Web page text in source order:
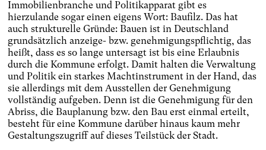
Immobilienbranche und Politikapparat gibt es
hierzulande sogar einen eigens Wort: Baufilz. Das hat
auch strukturelle Gründe: Bauen ist in Deutschland
grundsätzlich anzeige- bzw. genehmigungspflichtig, das
heißt, dass es so lange untersagt ist bis eine Erlaubnis
durch die Kommune erfolgt. Damit halten die Verwaltung
und Politik ein starkes Machtinstrument in der Hand, das
sie allerdings mit dem Ausstellen der Genehmigung
vollständig aufgeben. Denn ist die Genehmigung für den
Abriss, die Bauplanung bzw. den Bau erst einmal erteilt,
besteht für eine Kommune darüber hinaus kaum mehr
Gestaltungszugriff auf dieses Teilstück der Stadt.